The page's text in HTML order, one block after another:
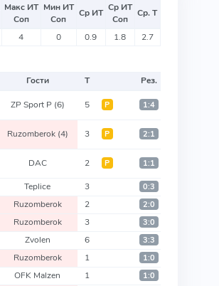
Макс ИТ
Соп
Мин ИТ
Соп
Ср ИТ Ср ИТ
Соп
Ср. Т
4 0 0.9 1.8 2.7
Гости Т
Рез.
ZP Sport P (6) 5 Р 1:4
Ruzomberok (4) 3 Р 2:1
DAC 2 Р 1:1
Teplice 3 0:3
Ruzomberok 2 2:0
Ruzomberok 3 3:0
Zvolen 6 3:3
Ruzomberok 1 1:0
OFK Malzen 1 1:0